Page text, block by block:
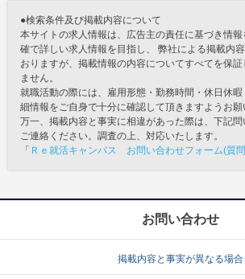
●検索条件及び掲載内容について
本サイトの求人情報は、広告主の責任に基づき情
確で詳しい求人情報を目指し、 弊社による掲載内
おりますが、掲載情報の内容についてすべてを保証
ません。
就職活動の際には、雇用形態・勤務時間・休日休
細情報をご自身で十分に確認して頂きますようお願
万一、掲載内容と事実に相違があった際は、下記問
ご連絡ください。調査の上、対応いたします。
「 Ｒｅ就活キャンパス お問い合わせフォーム(質
お問い合わせ
掲載内容と事実が異なる場合